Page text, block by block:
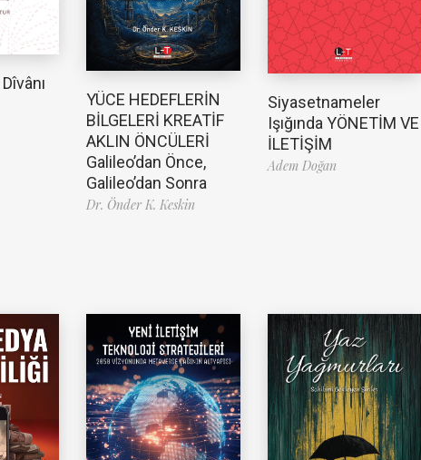
YÜCE HEDEFLERİN
BİLGELERİ KREATİF
AKLIN ÖNCÜLERİ
Galileo’dan Önce,
Galileo’dan Sonra
Dr. Önder K. Keskin
Siyasetnameler
Işığında YÖNETİM VE
İLETİŞİM
Adem Doğan